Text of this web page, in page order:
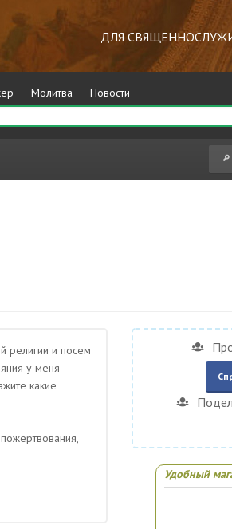
ДЛЯ
Молитва
Новости
религии и посем
у меня
какие
Удобный